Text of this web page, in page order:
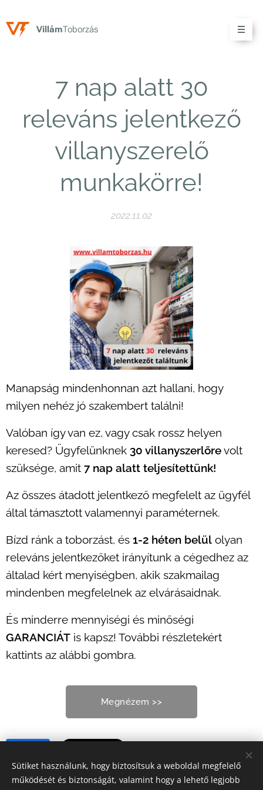
VillámToborzás
7 nap alatt 30
releváns jelentkező
villanyszerelő
munkakörre!
2022.11.02
Manapság mindenhonnan azt hallani, hogy
milyen nehéz jó szakembert találni!
Valóban így van ez, vagy csak rossz helyen
keresed? Ügyfelünknek 30 villanyszerlőrevolt
szüksége, amit 7 nap alatt teljesítettünk!
Az összes átadott jelentkező megfelelt az ügyfél
által támasztott valamennyi paraméternek.
Bízd ránk a toborzást, és 1-2 héten belül olyan
releváns jelentkezőket irányítunk a cégedhez az
általad kért menyiségben, akik szakmailag
mindenben megfelelnek az elvárásaidnak.
És minderre mennyiségi és minőségi
GARANCIÁT is kapsz! További részletekért
kattints az alábbi gombra.
Megnézem >>
Sütiket használunk, hogy biztosítsuk a weboldal megfelelő
működését és biztonságát, valamint hogy a lehető legjobb